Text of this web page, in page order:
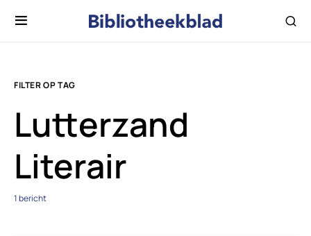
FILTER OP TAG
Lutterzand
Literair
1 bericht